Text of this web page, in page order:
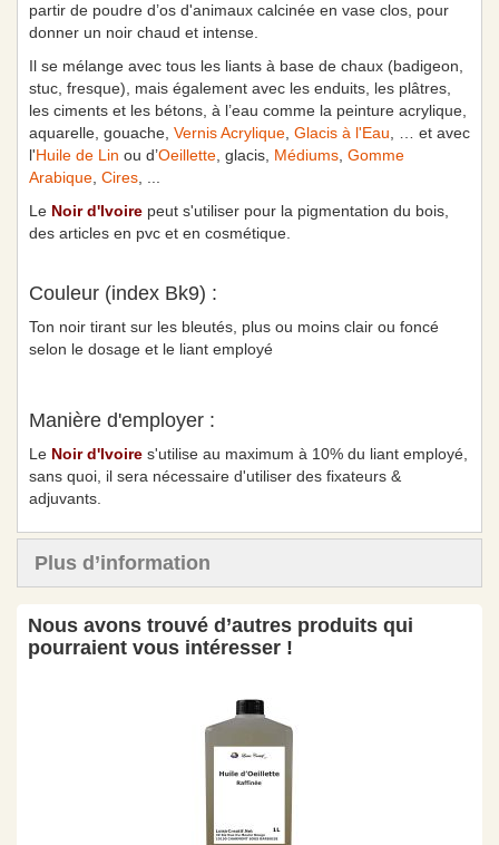
partir de poudre d’os d'animaux calcinée en vase clos, pour
donner un noir chaud et intense.
Il se mélange avec tous les liants à base de chaux (badigeon,
stuc, fresque), mais également avec les enduits, les plâtres,
les ciments et les bétons, à l’eau comme la peinture acrylique,
aquarelle, gouache, Vernis Acrylique Glacis à l'Eau , … et avec
l'Huile de Lin ou d’Oeillette , glacis, Médiums Gomme
Arabique Cires
Le Noir d'Ivoire peut s'utiliser pour la pigmentation du bois,
des articles en pvc et en cosmétique.
Couleur (index Bk9) :
Ton noir tirant sur les bleutés, plus ou moins clair ou foncé
selon le dosage et le liant employé
Manière d'employer :
Le Noir d'Ivoire s'utilise au maximum à 10% du liant employé,
sans quoi, il sera nécessaire d'utiliser des fixateurs &
adjuvants.
Plus d’information
Nous avons trouvé d’autres produits qui
pourraient vous intéresser !